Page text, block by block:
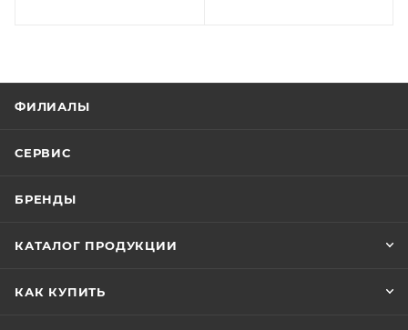
ФИЛИАЛЫ
СЕРВИС
БРЕНДЫ
КАТАЛОГ ПРОДУКЦИИ
КАК КУПИТЬ